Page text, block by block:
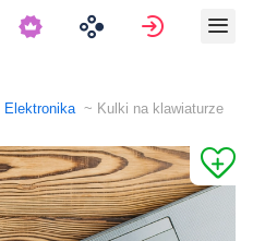
Podróże Zaloguj
Elektronika Kulki na klawiaturze